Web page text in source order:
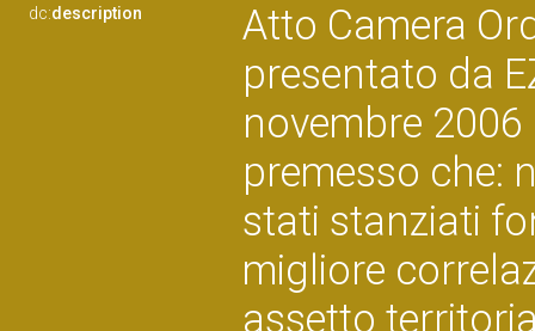
dc:description
Atto Camera
presentato da
novembre
premesso che:
stati stanziati
migliore
assetto